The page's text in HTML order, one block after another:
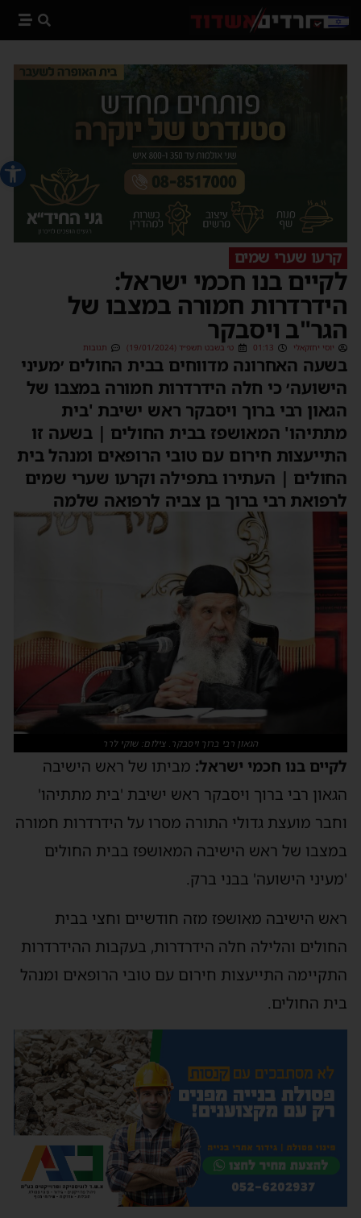
פתח
קרעו שערי שמים
לקיים בנו חכמי ישראל:
הידרדרות חמורה במצבו של
הגר"ב ויסבקר
יוסי יחזקאלי 01:13 ט׳ בשבט תשפ״ד (19/01/2024) תגובות
בשעה האחרונה מדווחים בבית החולים ׳מעיני
הישועה׳ כי חלה הידרדרות חמורה במצבו של
הגאון רבי ברוך ויסבקר ראש ישיבת 'בית
מתתיהו' המאושפז בבית החולים | בשעה זו
התייעצות חירום עם טובי הרופאים ומנהל בית
החולים | העתירו בתפילה וקרעו שערי שמים
לרפואת רבי ברוך בן צביה לרפואה שלמה
הגאון רבי ברוך ויסבקר. צילום: שוקי לרר
לקיים בנו חכמי ישראל: מביתו של ראש הישיבה
הגאון רבי ברוך ויסבקר ראש ישיבת 'בית מתתיהו'
וחבר מועצת גדולי התורה מסרו על הידרדרות חמורה
במצבו של ראש הישיבה המאושפז בבית החולים
'מעיני הישועה' בבני ברק.
ראש הישיבה מאושפז מזה חודשיים וחצי בבית
החולים והלילה חלה הידרדרות, בעקבות ההידרדרות
התקיימה התייעצות חירום עם טובי הרופאים ומנהל
בית החולים.